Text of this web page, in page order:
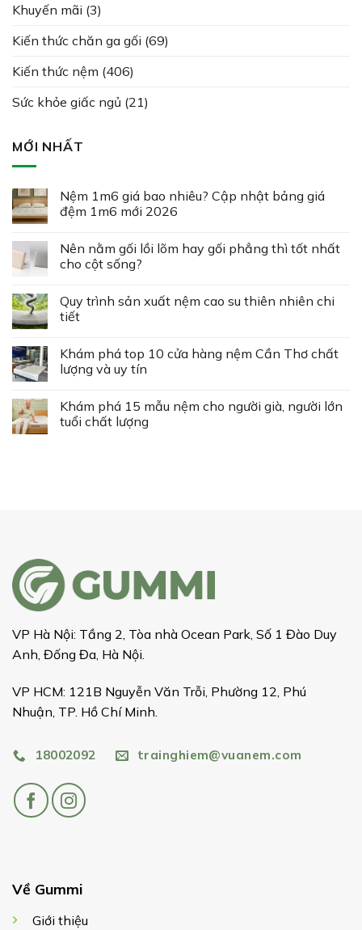
Khuyến mãi (3)
Kiến thức chăn ga gối (69)
Kiến thức nệm (406)
Sức khỏe giấc ngủ (21)
MỚI NHẤT
Nệm 1m6 giá bao nhiêu? Cập nhật bảng giá
đệm 1m6 mới 2026
Nên nằm gối lồi lõm hay gối phẳng thì tốt nhất
cho cột sống?
Quy trình sản xuất nệm cao su thiên nhiên chi
tiết
Khám phá top 10 cửa hàng nệm Cần Thơ chất
lượng và uy tín
Khám phá 15 mẫu nệm cho người già, người lớn
tuổi chất lượng
VP Hà Nội: Tầng 2, Tòa nhà Ocean Park, Số 1 Đào Duy
Anh, Đống Đa, Hà Nội.
VP HCM: 121B Nguyễn Văn Trỗi, Phường 12, Phú
Nhuận, TP. Hồ Chí Minh.
18002092 trainghiem@vuanem.com
Về Gummi
Giới thiệu